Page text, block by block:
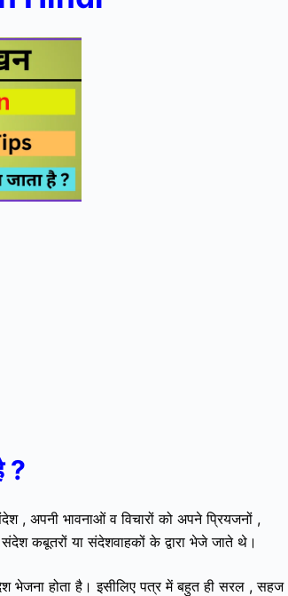
?
अपनी भावनाओं व विचारों को अपने प्रियजनों ,
कबूतरों या संदेशवाहकों के द्वारा भेजे जाते थे।
भेजना होता है। इसीलिए पत्र में बहुत ही सरल , सहज